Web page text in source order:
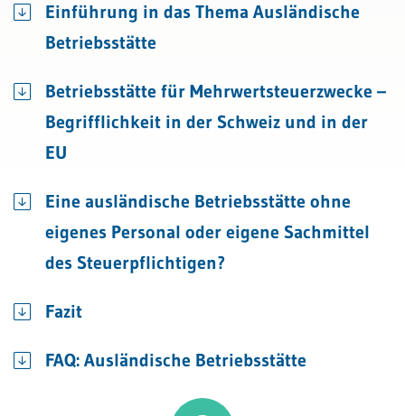
Einführung in das Thema Ausländische
Betriebsstätte
Betriebsstätte für Mehrwertsteuerzwecke –
Begrifflichkeit in der Schweiz und in der
EU
Eine ausländische Betriebsstätte ohne
eigenes Personal oder eigene Sachmittel
des Steuerpflichtigen?
Fazit
FAQ: Ausländische Betriebsstätte